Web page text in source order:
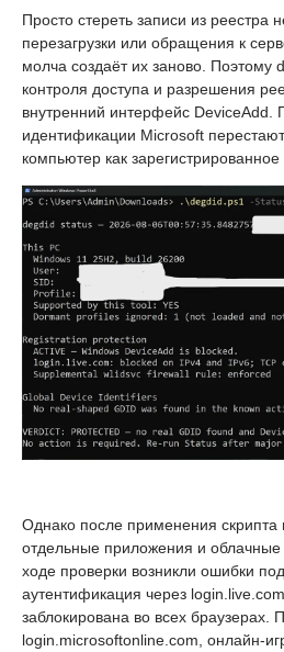
Просто стереть записи из реестра
перезагрузки или обращения к
молча создаёт их заново. Поэтому
контроля доступа и разрешения
внутренний интерфейс DeviceAdd.
идентификации Microsoft
компьютер как зарегистрированное
Однако после применения скрипта
отдельные приложения и
ходе проверки возникли ошибки
аутентификация через
заблокирована во всех браузерах.
login.microsoftonline.com, онлайн-